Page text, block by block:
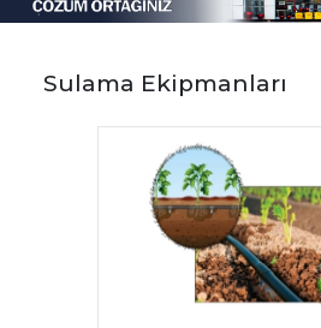
Sulama Ekipmanları